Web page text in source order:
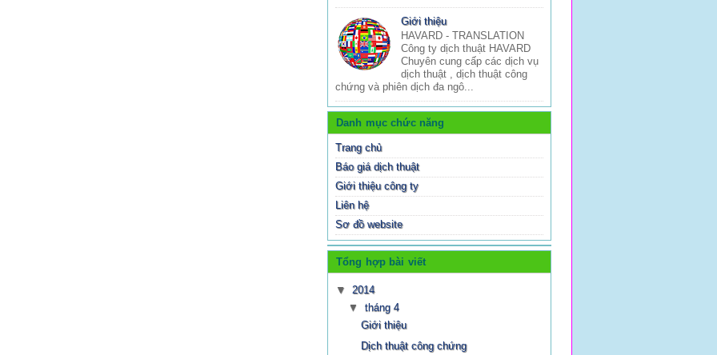
Giới thiệu
HAVARD - TRANSLATION
Công ty dịch thuật HAVARD
Chuyên cung cấp các dịch vụ
dịch thuật , dịch thuật công
chứng và phiên dịch đa ngô...
Danh mục chức năng
Trang chủ
Báo giá dịch thuật
Giới thiệu công ty
Liên hệ
Sơ đồ website
Tổng hợp bài viết
▼ 2014
▼ tháng 4
Giới thiệu
Dịch thuật công chứng